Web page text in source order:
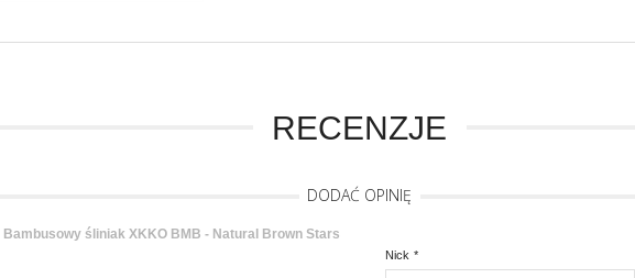
RECENZJE
DODAĆ OPINIĘ
Bambusowy śliniak XKKO BMB - Natural Brown Stars
*
Nick